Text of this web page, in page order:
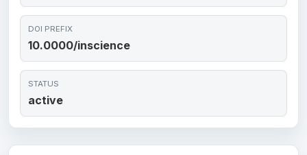
DOI PREFIX
10.0000/inscience
STATUS
active